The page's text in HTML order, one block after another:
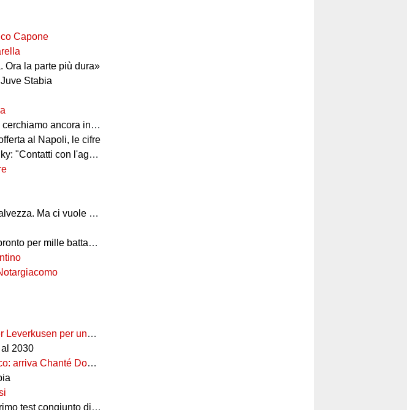
Capone
Ora la parte più dura»
Stabia
ancora innesti di qualità"
al Napoli, le cifre
con l'agente, i dettagli"
ci vuole ambizione"
per mille battaglie"
per una cifra record
2030
Chanté Dompig
di Castel di Sangro